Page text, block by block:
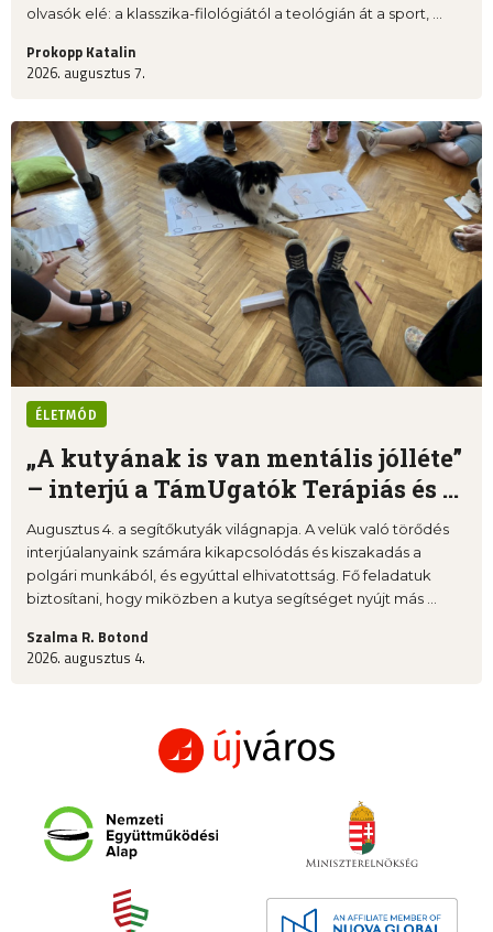
olvasók elé: a klasszika-filológiától a teológián át a sport, ...
Prokopp Katalin
2026. augusztus 7.
ÉLETMÓD
„A kutyának is van mentális jólléte”
– interjú a TámUgatók Terápiás és ...
Augusztus 4. a segítőkutyák világnapja. A velük való törődés
interjúalanyaink számára kikapcsolódás és kiszakadás a
polgári munkából, és egyúttal elhivatottság. Fő feladatuk
biztosítani, hogy miközben a kutya segítséget nyújt más ...
Szalma R. Botond
2026. augusztus 4.